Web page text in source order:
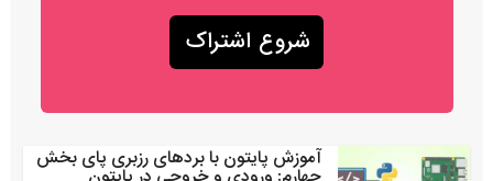
آموزش پایتون با بردهای رزبری پای بخش